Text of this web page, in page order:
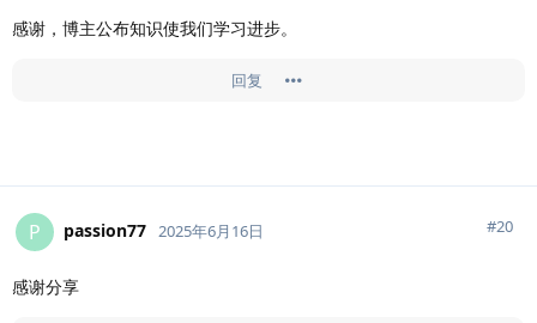
感谢，博主公布知识使我们学习进步。
回复
P passion77 2025年6月16日 #20
感谢分享